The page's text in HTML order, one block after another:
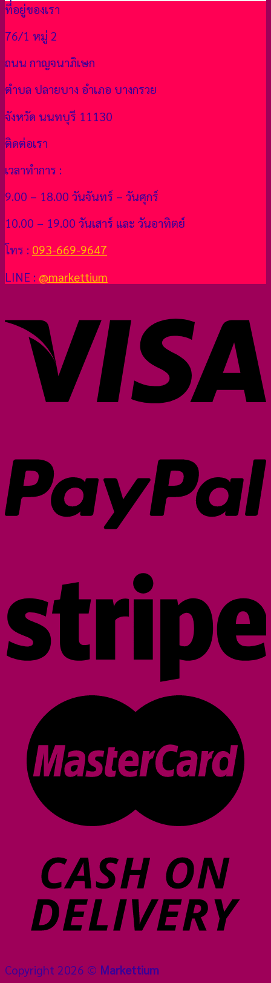
ที่อยู่ของเรา
76/1 หมู่ 2
ถนน กาญจนาภิเษก
ตำบล ปลายบาง อำเภอ บางกรวย
จังหวัด นนทบุรี 11130
ติดต่อเรา
เวลาทำการ :
9.00 – 18.00 วันจันทร์ – วันศุกร์
10.00 – 19.00 วันเสาร์ และ วันอาทิตย์
โทร : 093-669-9647
LINE : @markettium
Copyright 2026 © Markettium